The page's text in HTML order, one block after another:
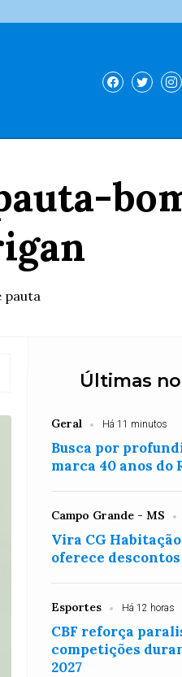
pauta
Últimas
Geral Há 11 minutos
Busca por
marca 40 anos do
Campo Grande - MS
Vira CG
oferece
Esportes Há 12 horas
CBF reforça
competições
2027